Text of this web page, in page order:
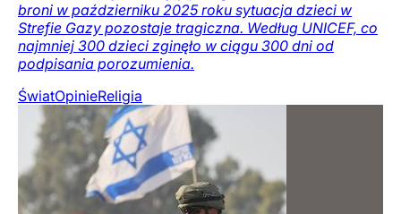
broni w październiku 2025 roku sytuacja dzieci w
Strefie Gazy pozostaje tragiczna. Według UNICEF, co
najmniej 300 dzieci zginęło w ciągu 300 dni od
podpisania porozumienia.
ŚwiatOpinieReligia